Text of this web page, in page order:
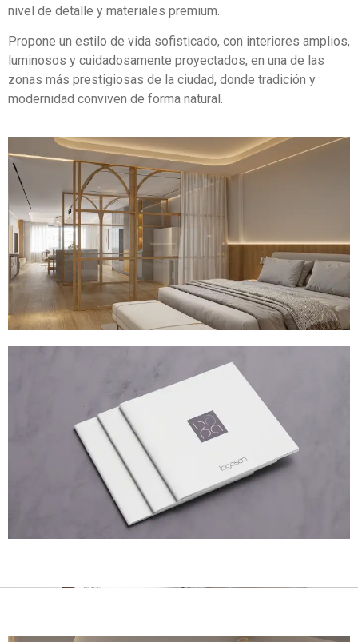
nivel de detalle y materiales premium.
Propone un estilo de vida sofisticado, con interiores amplios,
luminosos y cuidadosamente proyectados, en una de las
zonas más prestigiosas de la ciudad, donde tradición y
modernidad conviven de forma natural.